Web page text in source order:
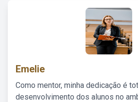
Emelie
Como mentor, minha dedicação é
desenvolvimento dos alunos no